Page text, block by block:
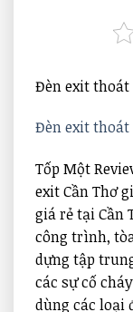
Đèn exit thoát
Đèn exit thoát
Tốp Một
exit Cần Thơ
giá rẻ tại Cần
công trình,
dựng tập
các sự cố
dùng các loại